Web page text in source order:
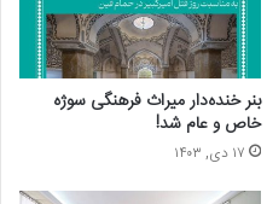
بنر خنده‌دار میراث فرهنگی سوژه
خاص و عام شد!
۱۷ دی, ۱۴۰۳